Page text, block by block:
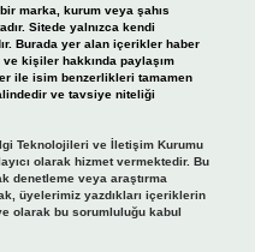
marka, kurum veya şahıs
Sitede yalnızca kendi
Burada yer alan içerikler haber
kişiler hakkında paylaşım
ile isim benzerlikleri tamamen
ve tavsiye niteliği
Teknolojileri ve İletişim Kurumu
olarak hizmet vermektedir. Bu
denetleme veya araştırma
üyelerimiz yazdıkları içeriklerin
olarak bu sorumluluğu kabul